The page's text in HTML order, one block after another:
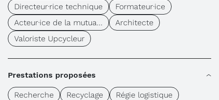
Directeur·rice technique
Formateur·ice
Acteur·ice de la mutua...
Architecte
Valoriste Upcycleur
Prestations proposées
Recherche Recyclage
Régie logistique